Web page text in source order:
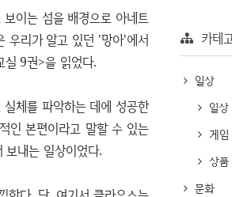
이는 섬을 배경으로 아네트
우리가 알고 있던 '망아'에서
실 9권>을 읽었다.
체를 파악하는 데에 성공한
인 본편이라고 말할 수 있는
내는 일상이었다.
카테
일상
일상
게임
상품
문화